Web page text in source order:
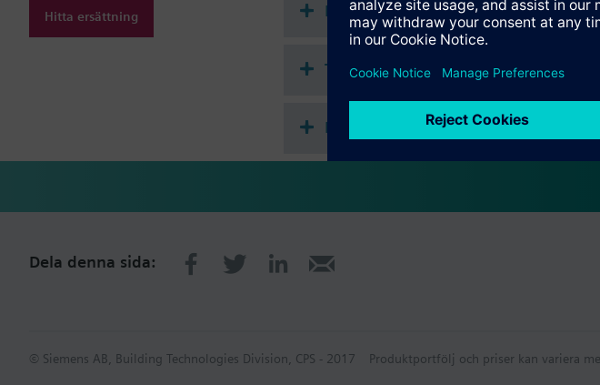
Hitta ersättning Dokumentation
Teknisk sammanfattning
Envalstillbehör
Dela denna sida:
© Siemens AB, Building Technologies Division, CPS - 2017 Produktportfölj och priser kan variera